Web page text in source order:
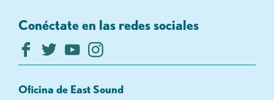
Conéctate en las redes sociales
Oficina de East Sound